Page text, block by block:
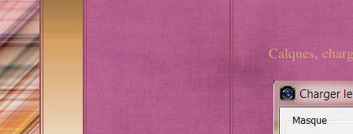
Calques,